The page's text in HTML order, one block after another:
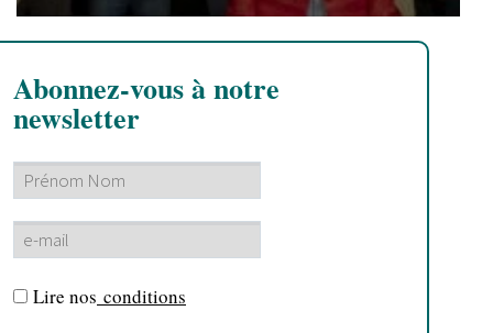
Abonnez-vous à notre
newsletter
Lire nos conditions